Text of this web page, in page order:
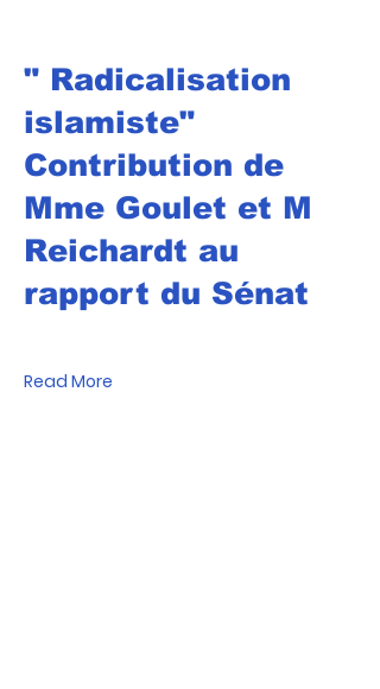
" Radicalisation
islamiste"
Contribution de
Mme Goulet et M
Reichardt au
rapport du Sénat
Read More